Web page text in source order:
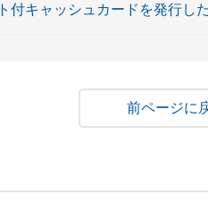
付キャッシュカードを発行